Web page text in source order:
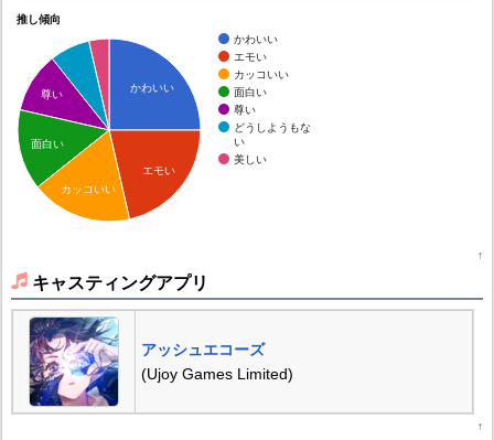
推し傾向
かわいい
エモい
カッコいい
面白い
尊い
どうしようもな
い
美しい
かわいい
エモい
尊い
面白い
カッコいい
↑
キャスティングアプリ
アッシュエコーズ
(Ujoy Games Limited)
↑